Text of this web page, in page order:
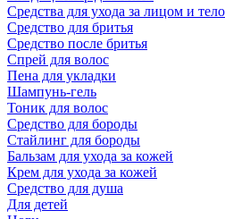
Средства для ухода за лицом и
Средство для бритья
Средство после бритья
Спрей для волос
Пена для укладки
Шампунь-гель
Тоник для волос
Средство для бороды
Стайлинг для бороды
Бальзам для ухода за кожей
Крем для ухода за кожей
Средство для душа
Для детей